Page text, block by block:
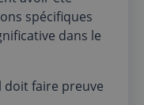
spécifiques
dans le
doit faire preuve